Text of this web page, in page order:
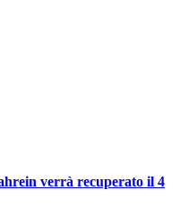
verrà recuperato il 4